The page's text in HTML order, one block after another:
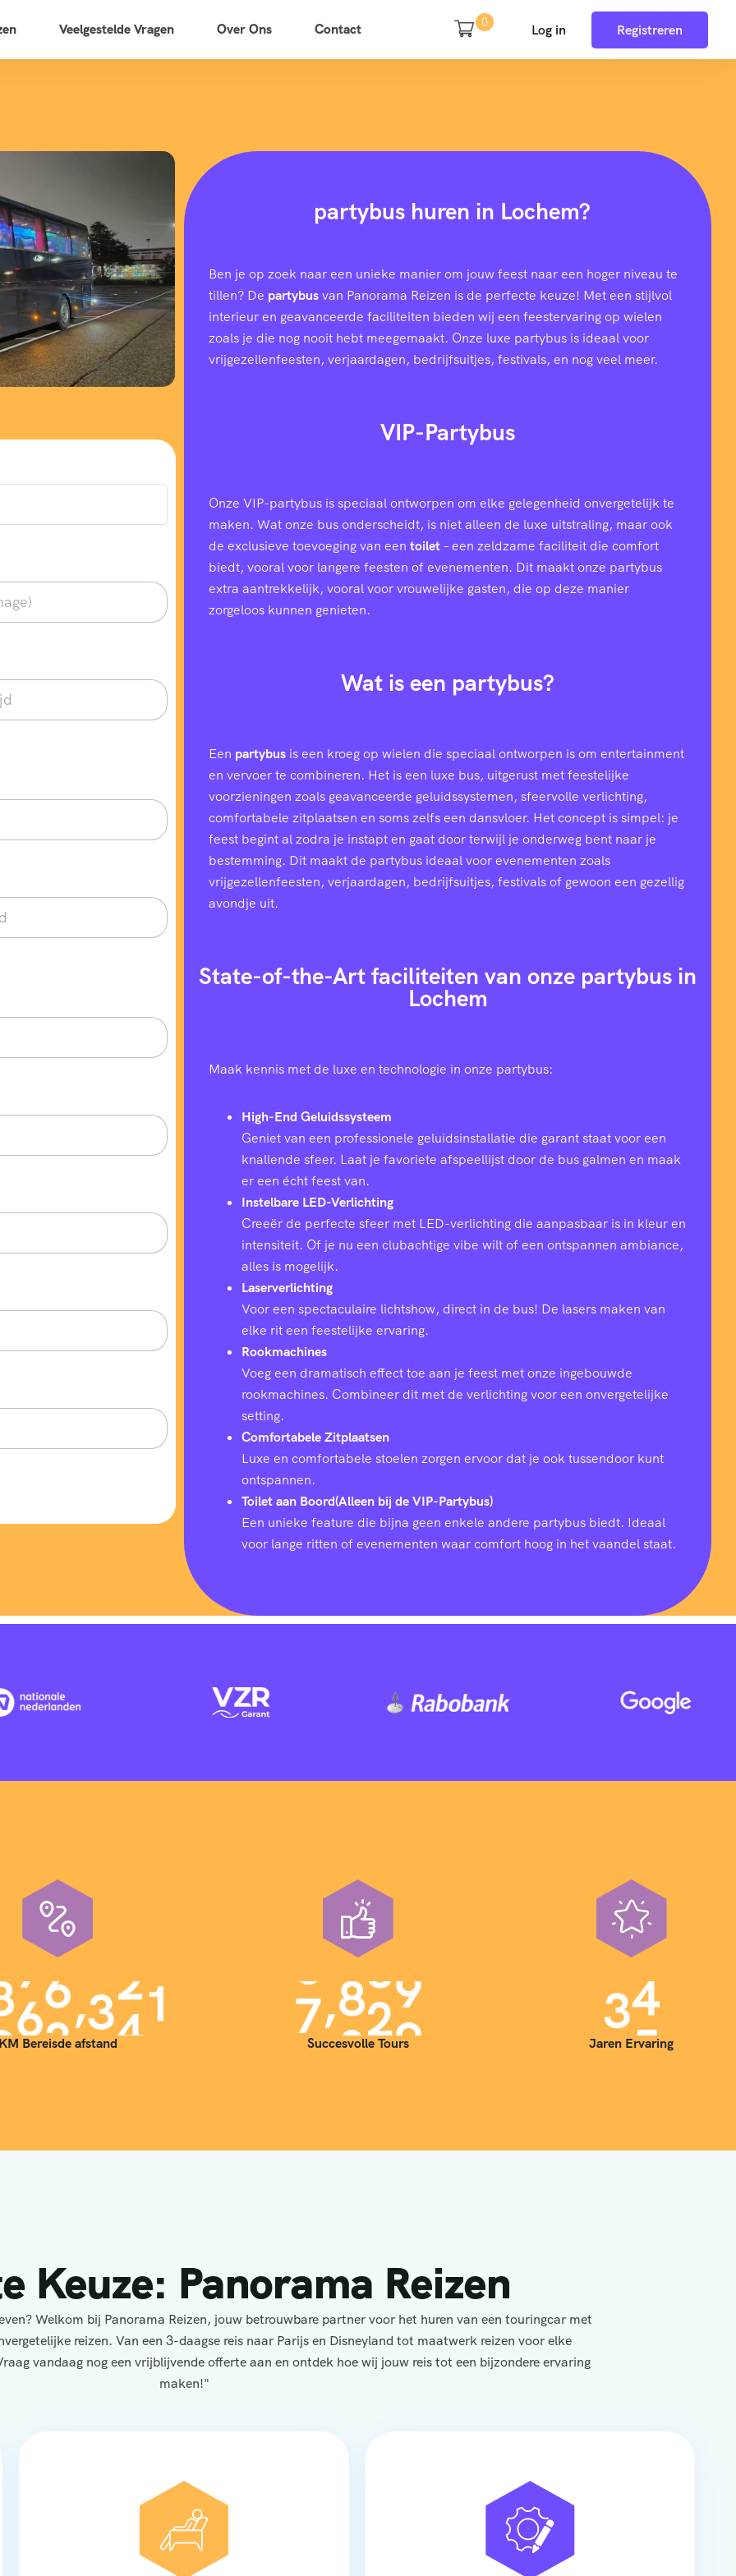
Veelgestelde Vragen Over Ons Contact 0 Log in Registreren
partybus huren in Lochem?
Ben je op zoek naar een unieke manier om jouw feest naar een hoger niveau te
tillen? De partybusvan Panorama Reizen is de perfecte keuze! Met een stijlvol
interieur en geavanceerde faciliteiten bieden wij een feestervaring op wielen
zoals je die nog nooit hebt meegemaakt. Onze luxe partybus is ideaal voor
vrijgezellenfeesten, verjaardagen, bedrijfsuitjes, festivals, en nog veel meer.
VIP-Partybus
Onze VIP-partybus is speciaal ontworpen om elke gelegenheid onvergetelijk te
maken. Wat onze bus onderscheidt, is niet alleen de luxe uitstraling, maar ook
de exclusieve toevoeging van een toilet– een zeldzame faciliteit die comfort
biedt, vooral voor langere feesten of evenementen. Dit maakt onze partybus
extra aantrekkelijk, vooral voor vrouwelijke gasten, die op deze manier
zorgeloos kunnen genieten.
Wat is een partybus?
Een partybus is een kroeg op wielen die speciaal ontworpen is om entertainment
en vervoer te combineren. Het is een luxe bus, uitgerust met feestelijke
voorzieningen zoals geavanceerde geluidssystemen, sfeervolle verlichting,
comfortabele zitplaatsen en soms zelfs een dansvloer. Het concept is simpel: je
feest begint al zodra je instapt en gaat door terwijl je onderweg bent naar je
bestemming. Dit maakt de partybus ideaal voor evenementen zoals
vrijgezellenfeesten, verjaardagen, bedrijfsuitjes, festivals of gewoon een gezellig
avondje uit.
State-of-the-Art faciliteiten van onze partybus in
Lochem
Maak kennis met de luxe en technologie in onze partybus:
High-End Geluidssysteem
Geniet van een professionele geluidsinstallatie die garant staat voor een
knallende sfeer. Laat je favoriete afspeellijst door de bus galmen en maak
er een écht feest van.
Instelbare LED-Verlichting
Creeër de perfecte sfeer met LED-verlichting die aanpasbaar is in kleur en
intensiteit. Of je nu een clubachtige vibe wilt of een ontspannen ambiance,
alles is mogelijk.
Laserverlichting
Voor een spectaculaire lichtshow, direct in de bus! De lasers maken van
elke rit een feestelijke ervaring.
Rookmachines
Voeg een dramatisch effect toe aan je feest met onze ingebouwde
rookmachines. Combineer dit met de verlichting voor een onvergetelijke
setting.
Comfortabele Zitplaatsen
Luxe en comfortabele stoelen zorgen ervoor dat je ook tussendoor kunt
ontspannen.
Toilet aan Boord(Alleen bij de VIP-Partybus)
Een unieke feature die bijna geen enkele andere partybus biedt. Ideaal
voor lange ritten of evenementen waar comfort hoog in het vaandel staat.
00,000
KM Bereisde afstand
7,000
Succesvolle Tours
35
Jaren Ervaring
Keuze: Panorama Reizen
Welkom bij Panorama Reizen, jouw betrouwbare partner voor het huren van een touringcar met
reizen. Van een 3-daagse reis naar Parijs en Disneyland tot maatwerk reizen voor elke
vandaag nog een vrijblijvende offerte aan en ontdek hoe wij jouw reis tot een bijzondere ervaring
maken!"